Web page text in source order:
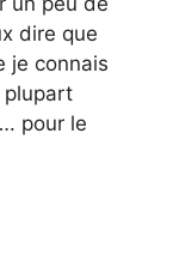
dire que
je connais
plupart
pour le